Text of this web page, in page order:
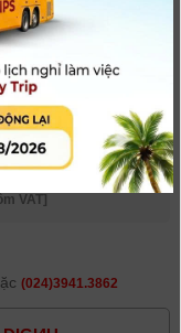
VAT]
(024)3941.3862